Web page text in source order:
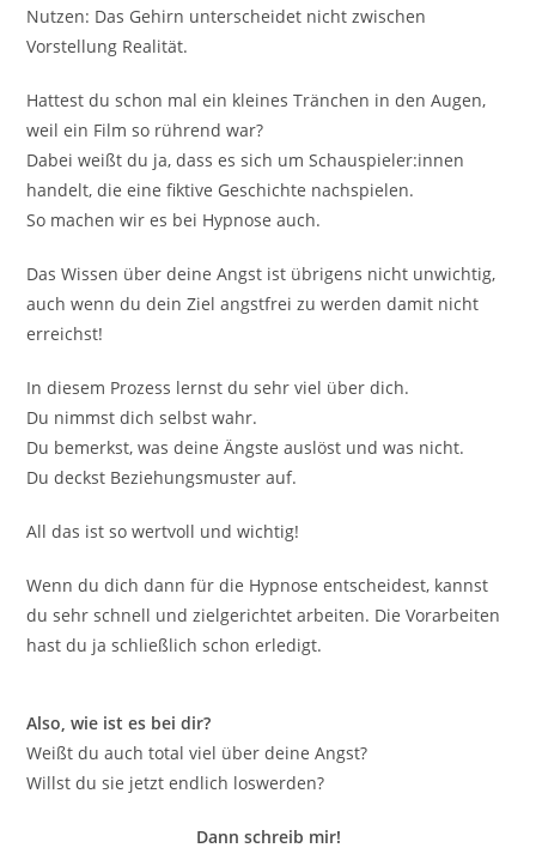
Nutzen: Das Gehirn unterscheidet nicht zwischen
Vorstellung Realität.
Hattest du schon mal ein kleines Tränchen in den Augen,
weil ein Film so rührend war?
Dabei weißt du ja, dass es sich um Schauspieler:innen
handelt, die eine fiktive Geschichte nachspielen.
So machen wir es bei Hypnose auch.
Das Wissen über deine Angst ist übrigens nicht unwichtig,
auch wenn du dein Ziel angstfrei zu werden damit nicht
erreichst!
In diesem Prozess lernst du sehr viel über dich.
Du nimmst dich selbst wahr.
Du bemerkst, was deine Ängste auslöst und was nicht.
Du deckst Beziehungsmuster auf.
All das ist so wertvoll und wichtig!
Wenn du dich dann für die Hypnose entscheidest, kannst
du sehr schnell und zielgerichtet arbeiten. Die Vorarbeiten
hast du ja schließlich schon erledigt.
Also, wie ist es bei dir?
Weißt du auch total viel über deine Angst?
Willst du sie jetzt endlich loswerden?
Dann schreib mir!